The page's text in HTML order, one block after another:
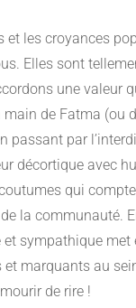
et les croyances
Elles sont
une valeur
de Fatma (ou
passant par
décortique avec
qui
la communauté.
et sympathique
et marquants au
de rire !